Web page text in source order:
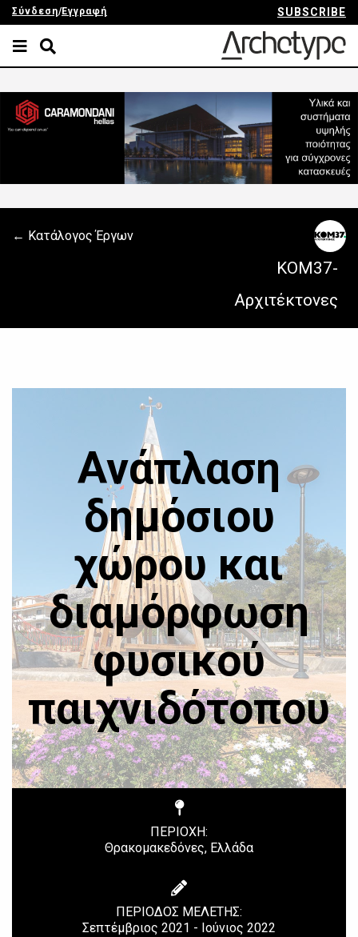
Σύνδεση/Εγγραφή SUBSCRIBE
← Κατάλογος Έργων
KOM37-
Αρχιτέκτονες
Ανάπλαση
δημόσιου
χώρου και
διαμόρφωση
φυσικού
παιχνιδότοπου
ΠΕΡΙΟΧΗ:
Θρακομακεδόνες, Ελλάδα
ΠΕΡΙΟΔΟΣ ΜΕΛΕΤΗΣ:
Σεπτέμβριος 2021 - Ιούνιος 2022